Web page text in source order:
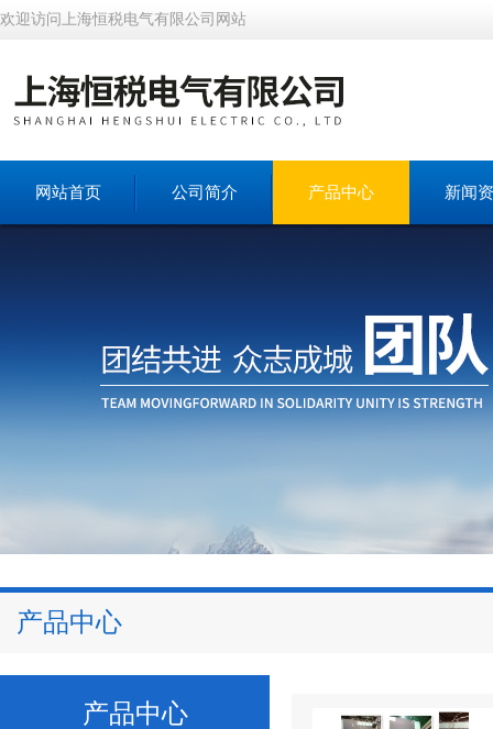
欢迎访问上海恒税电气有限公司网站
网站首页 公司简介 产品中心 新闻
产品中心
产品中心